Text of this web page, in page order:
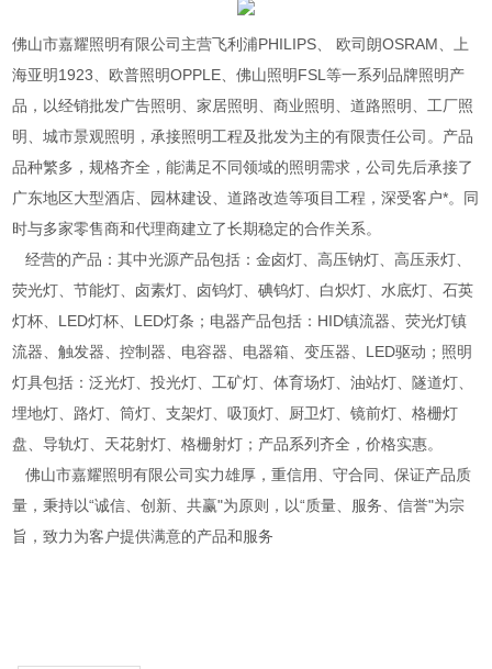
佛山市嘉耀照明有限公司主营飞利浦PHILIPS、 欧司朗OSRAM、上
海亚明1923、欧普照明OPPLE、佛山照明FSL等一系列品牌照明产
品，以经销批发广告照明、家居照明、商业照明、道路照明、工厂照
明、城市景观照明，承接照明工程及批发为主的有限责任公司。产品
品种繁多，规格齐全，能满足不同领域的照明需求，公司先后承接了
广东地区大型酒店、园林建设、道路改造等项目工程，深受客户*。同
时与多家零售商和代理商建立了长期稳定的合作关系。
经营的产品：其中光源产品包括：金卤灯、高压钠灯、高压汞灯、
荧光灯、节能灯、卤素灯、卤钨灯、碘钨灯、白炽灯、水底灯、石英
灯杯、LED灯杯、LED灯条；电器产品包括：HID镇流器、荧光灯镇
流器、触发器、控制器、电容器、电器箱、变压器、LED驱动；照明
灯具包括：泛光灯、投光灯、工矿灯、体育场灯、油站灯、隧道灯、
埋地灯、路灯、筒灯、支架灯、吸顶灯、厨卫灯、镜前灯、格栅灯
盘、导轨灯、天花射灯、格栅射灯；产品系列齐全，价格实惠。
佛山市嘉耀照明有限公司实力雄厚，重信用、守合同、保证产品质
量，秉持以“诚信、创新、共赢"为原则，以“质量、服务、信誉"为宗
旨，致力为客户提供满意的产品和服务